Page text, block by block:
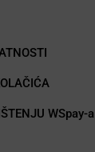
WSpay-a